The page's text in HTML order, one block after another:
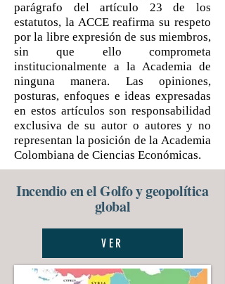
parágrafo del artículo 23 de los
estatutos, la ACCE reafirma su respeto
por la libre expresión de sus miembros,
sin que ello comprometa
institucionalmente a la Academia de
ninguna manera. Las opiniones,
posturas, enfoques e ideas expresadas
en estos artículos son responsabilidad
exclusiva de su autor o autores y no
representan la posición de la Academia
Colombiana de Ciencias Económicas.
Incendio en el Golfo y geopolítica
global
VER